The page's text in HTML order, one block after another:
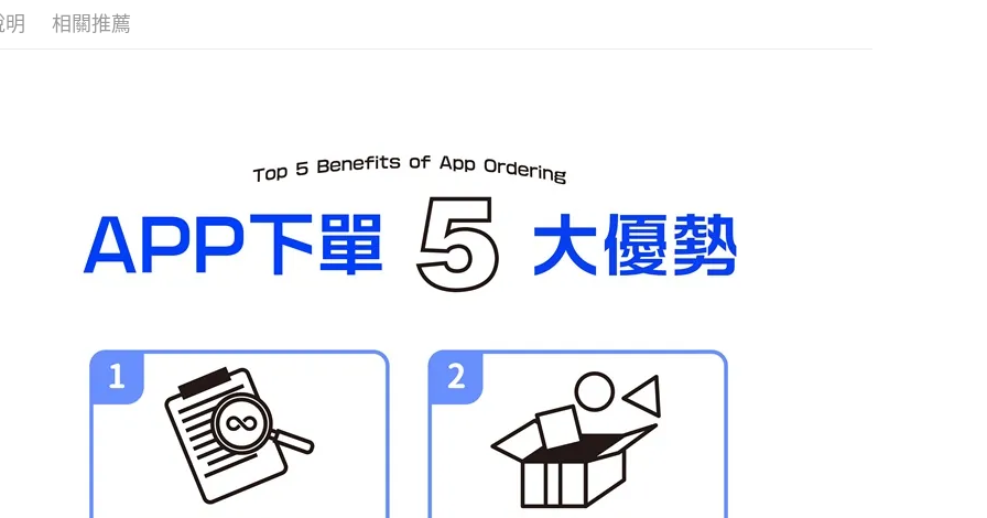
每筆NT$120，滿NT$3,000(含以上)免運費
現貨-宅配(離島)
每筆NT$160，滿NT$3,000(含以上)免運費
東海門市自取，需自備購物袋取貨唷。
明 相關推薦